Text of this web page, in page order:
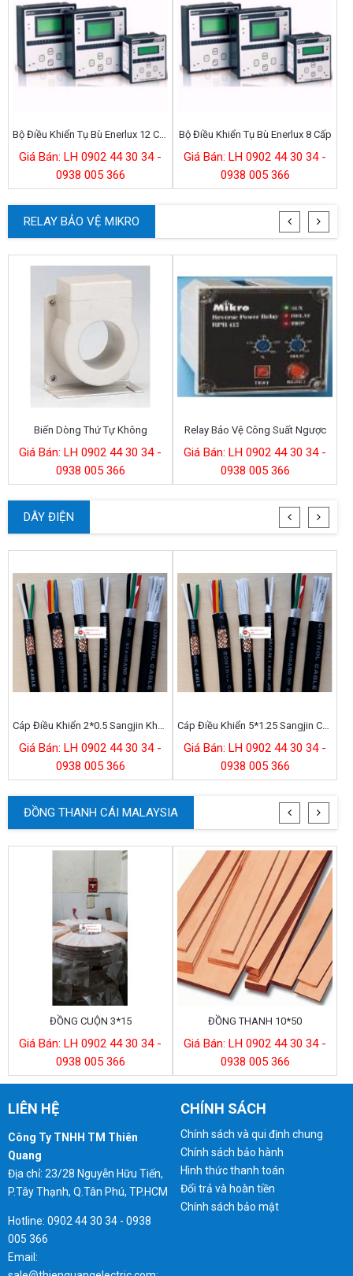
Giá Bán: LH 0902 44 30 34 -
0938 005 366
Bộ Điều Khiển Tụ Bù Enerlux 8 Cấp
Giá Bán: LH 0902 44 30 34 -
0938 005 366
RELAY BẢO VỆ MIKRO
Biến Dòng Thứ Tự Không
Giá Bán: LH 0902 44 30 34 -
0938 005 366
Relay Bảo Vệ Công Suất Ngược
Giá Bán: LH 0902 44 30 34 -
0938 005 366
DÂY ĐIỆN
Giá Bán: LH 0902 44 30 34 -
0938 005 366
Giá Bán: LH 0902 44 30 34 -
0938 005 366
ĐỒNG THANH CÁI MALAYSIA
ĐỒNG CUỘN 3*15
Giá Bán: LH 0902 44 30 34 -
0938 005 366
ĐỒNG THANH 10*50
Giá Bán: LH 0902 44 30 34 -
0938 005 366
LIÊN HỆ
Công Ty TNHH TM Thiên
Quang
Địa chỉ: 23/28 Nguyễn Hữu Tiến,
P.Tây Thạnh, Q.Tân Phú, TP.HCM
Hotline: 0902 44 30 34 - 0938
005 366
Email:
CHÍNH SÁCH
Chính sách và qui định chung
Chính sách bảo hành
Hình thức thanh toán
Đổi trả và hoàn tiền
Chính sách bảo mật